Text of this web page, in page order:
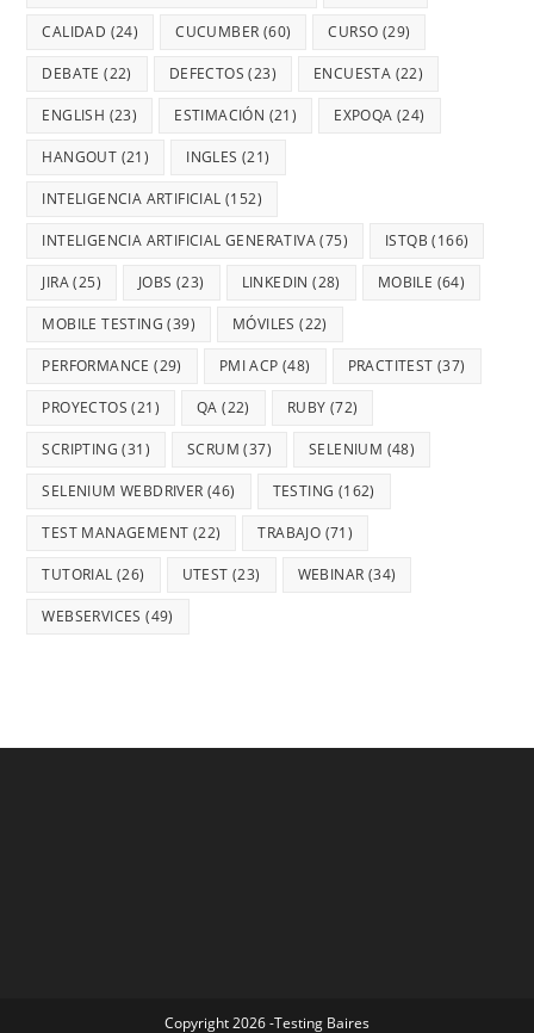
CALIDAD (24) CUCUMBER (60) CURSO (29)
DEBATE (22) DEFECTOS (23) ENCUESTA (22)
ENGLISH (23) ESTIMACIÓN (21) EXPOQA (24)
HANGOUT (21) INGLES (21)
INTELIGENCIA ARTIFICIAL (152)
INTELIGENCIA ARTIFICIAL GENERATIVA(75) ISTQB (166)
JIRA(25) JOBS (23) LINKEDIN (28) MOBILE (64)
MOBILE TESTING (39) MÓVILES (22)
PERFORMANCE (29) PMI ACP (48) PRACTITEST (37)
PROYECTOS (21) QA (22) RUBY (72)
SCRIPTING (31) SCRUM (37) SELENIUM (48)
SELENIUM WEBDRIVER (46) TESTING (162)
TEST MANAGEMENT (22) TRABAJO (71)
TUTORIAL (26) UTEST (23) WEBINAR (34)
WEBSERVICES (49)
Copyright 2026 -Testing Baires